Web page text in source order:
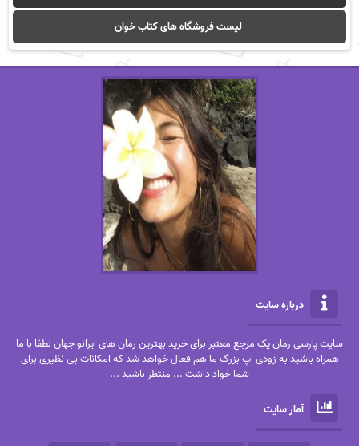
لیست فروشگاه های کتاب خوان
درباره سایت
سایت پارسی رمان یک مرجع معتبر برای خرید بهترین رمان های ایرانو جهان لطفا با ما
همراه باشید به زودی اپ بزرگ ما هم فعال خواهد شد که امکانات بی نظیری برای
شما خواد داشت ... منتظر باشید ...
آمار سایت